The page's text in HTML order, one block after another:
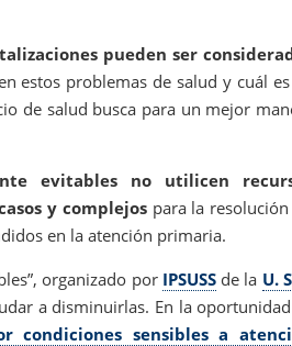
pueden ser
estos problemas de salud y cuál
de salud busca para un mejor
evitables no utilicen
y complejospara la resolución
en la atención primaria.
organizado por IPSUSSde la U.
a disminuirlas. En la
condiciones sensibles a